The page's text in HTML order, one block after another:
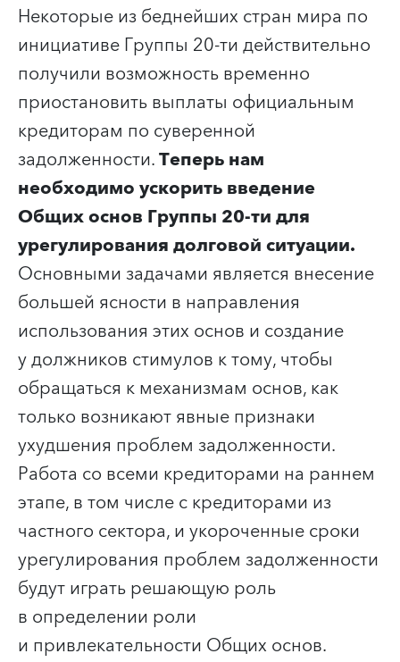
Некоторые из беднейших стран мира по
инициативе Группы 20-ти действительно
получили возможность временно
приостановить выплаты официальным
кредиторам по суверенной
задолженности.Теперь нам
необходимо ускорить введение
Общих основ Группы 20-ти для
урегулирования долговой ситуации.
Основными задачами является внесение
большей ясности в направления
использования этих основ и создание
у должников стимулов к тому, чтобы
обращаться к механизмам основ, как
только возникают явные признаки
ухудшения проблем задолженности.
Работа со всеми кредиторами на раннем
этапе, в том числе с кредиторами из
частного сектора, и укороченные сроки
урегулирования проблем задолженности
будут играть решающую роль
в определении роли
и привлекательности Общих основ.